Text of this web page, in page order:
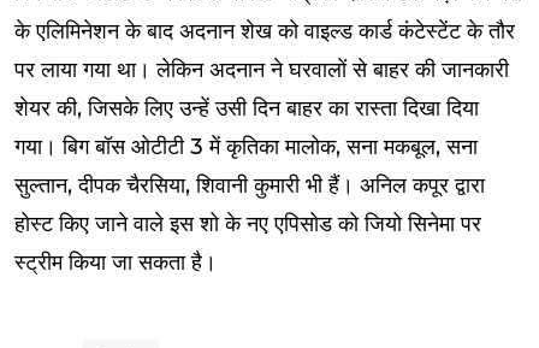
के एलिमिनेशन के बाद अदनान शेख को वाइल्ड कार्ड कंटेस्टेंट के तौर
पर लाया गया था। लेकिन अदनान ने घरवालों से बाहर की जानकारी
शेयर की, जिसके लिए उन्हें उसी दिन बाहर का रास्ता दिखा दिया
गया। बिग बॉस ओटीटी 3 में कृतिका मालोक, सना मकबूल, सना
सुल्तान, दीपक चैरसिया, शिवानी कुमारी भी हैं। अनिल कपूर द्वारा
होस्ट किए जाने वाले इस शो के नए एपिसोड को जियो सिनेमा पर
स्ट्रीम किया जा सकता है।